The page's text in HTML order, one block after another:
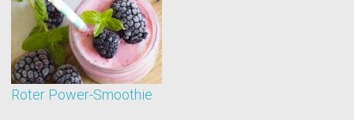
Roter Power-Smoothie